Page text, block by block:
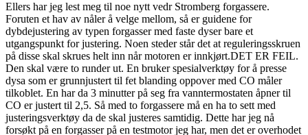
Ellers har jeg lest meg til noe nytt vedr Stromberg forgassere.
Foruten et hav av nåler å velge mellom, så er guidene for
dybdejustering av typen forgasser med faste dyser bare et
utgangspunkt for justering. Noen steder står det at reguleringsskruen
på disse skal skrues helt inn når motoren er innkjørt.DET ER FEIL.
Den skal være to runder ut. En bruker spesialverktøy for å presse
dysa som er grunnjustert til fet blanding oppover med CO måler
tilkoblet. En har da 3 minutter på seg fra vanntermostaten åpner til
CO er justert til 2,5. Så med to forgassere må en ha to sett med
justeringsverktøy da de skal justeres samtidig. Dette har jeg nå
forsøkt på en forgasser på en testmotor jeg har, men det er overhodet